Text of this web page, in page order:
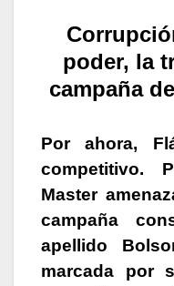
poder, la
campaña
Por ahora,
competitivo.
Master
campaña
apellido
marcada por